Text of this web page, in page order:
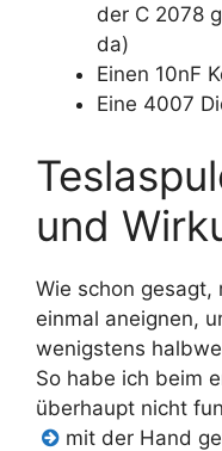
der C 2078
da)
Einen 10nF
Eine 4007
und
Wie schon gesagt,
einmal aneignen,
wenigstens
So habe ich beim
überhaupt nicht
mit der Hand